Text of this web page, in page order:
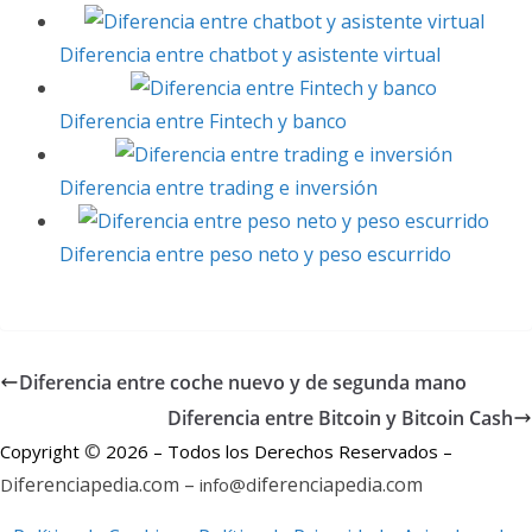
Diferencia entre chatbot y asistente virtual
Diferencia entre Fintech y banco
Diferencia entre trading e inversión
Diferencia entre peso neto y peso escurrido
Diferencia entre coche nuevo y de segunda mano
Diferencia entre Bitcoin y Bitcoin Cash
Copyright © 2026 – Todos los Derechos Reservados –
Diferenciapedia.com – info@diferenciapedia.com